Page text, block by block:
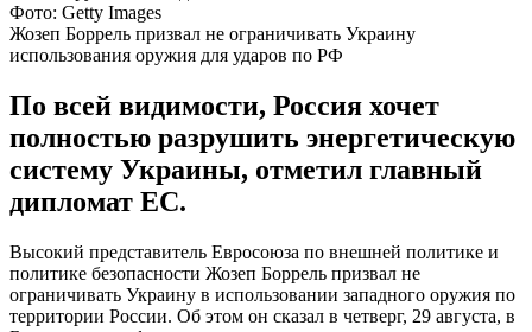
Фото: Getty Images
Жозеп Боррель призвал не ограничивать Украину
использования оружия для ударов по РФ
По всей видимости, Россия хочет
полностью разрушить энергетическую
систему Украины, отметил главный
дипломат ЕС.
Высокий представитель Евросоюза по внешней политике и
политике безопасности Жозеп Боррель призвал не
ограничивать Украину в использовании западного оружия по
территории России. Об этом он сказал в четверг, 29 августа, в